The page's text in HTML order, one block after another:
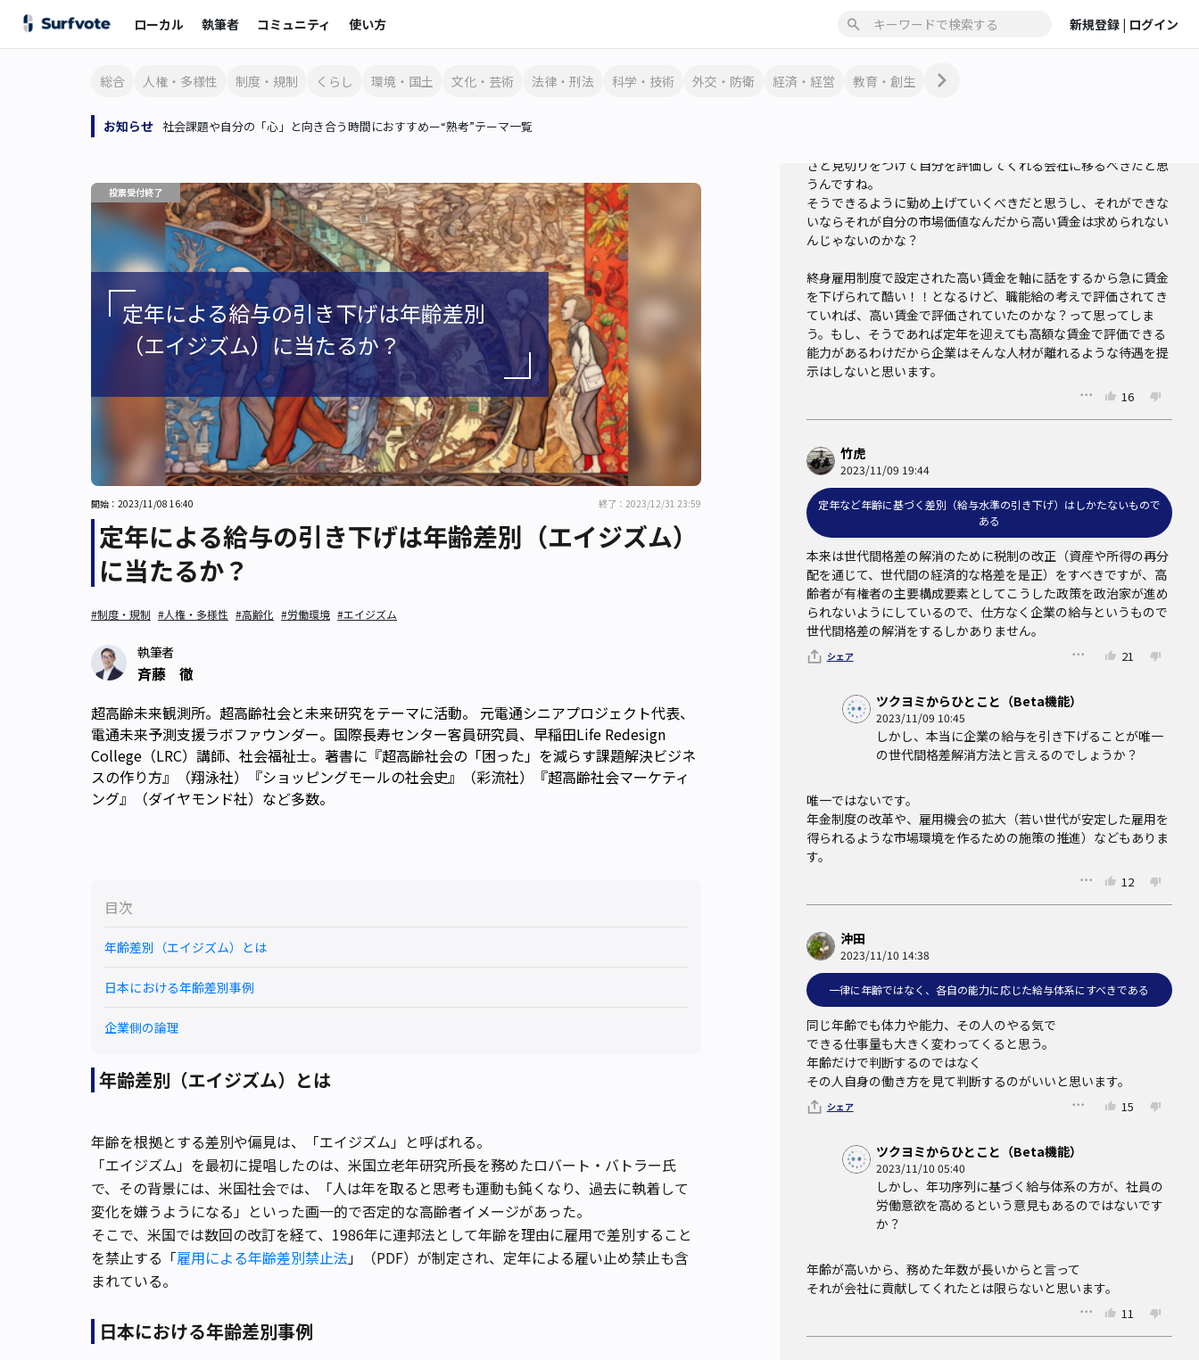
ローカル 執筆者 コミュニティ 使い方 新規登録 | ログイン
総合 人権・多様性 制度・規制 くらし 環境・国土 文化・芸術 法律・刑法 科学・技術 外交・防衛 経済・経営 教育・創生
お知らせ 社会課題や自分の「心」と向き合う時間におすすめー“熟考”テーマ一覧
定年による給与の引き下げは年齢差別
（エイジズム）に当たるか？
投票受付終了
開始：2023/11/08 16:40 終了：2023/12/31 23:59
定年による給与の引き下げは年齢差別（エイジズム）
に当たるか？
#制度・規制 #人権・多様性 #高齢化 #労働環境 #エイジズム
執筆者
斉藤 徹
超高齢未来観測所。超高齢社会と未来研究をテーマに活動。 元電通シニアプロジェクト代表、
電通未来予測支援ラボファウンダー。国際長寿センター客員研究員、早稲田Life Redesign
College（LRC）講師、社会福祉士。著書に『超高齢社会の「困った」を減らす課題解決ビジネ
スの作り方』（翔泳社）『ショッピングモールの社会史』（彩流社）『超高齢社会マーケティ
ング』（ダイヤモンド社）など多数。
目次
年齢差別（エイジズム）とは
日本における年齢差別事例
企業側の論理
年齢差別（エイジズム）とは
年齢を根拠とする差別や偏見は、「エイジズム」と呼ばれる。
「エイジズム」を最初に提唱したのは、米国立老年研究所長を務めたロバート・バトラー氏
で、その背景には、米国社会では、「人は年を取ると思考も運動も鈍くなり、過去に執着して
変化を嫌うようになる」といった画一的で否定的な高齢者イメージがあった。
そこで、米国では数回の改訂を経て、1986年に連邦法として年齢を理由に雇用で差別すること
を禁止する「雇用による年齢差別禁止法」（PDF）が制定され、定年による雇い止め禁止も含
まれている。
日本における年齢差別事例
った企業に流れていく必要があるのかと考えてます。
補助金だなんだで、死に体の会社に税金ぶち込んだってなんの意
味もないと思うんですけどね…
個人のセーフティネットに資金を入れる意味はあると思うけど、
不振企業を生きながらえさせる意味はないと思う。
さと見切りをつけて自分を評価してくれる会社に移るべきだと思
うんですね。
そうできるように勤め上げていくべきだと思うし、それができな
いならそれが自分の市場価値なんだから高い賃金は求められない
んじゃないのかな？
終身雇用制度で設定された高い賃金を軸に話をするから急に賃金
を下げられて酷い！！となるけど、職能給の考えで評価されてき
ていれば、高い賃金で評価されていたのかな？って思ってしま
う。もし、そうであれば定年を迎えても高額な賃金で評価できる
能力があるわけだから企業はそんな人材が離れるような待遇を提
示はしないと思います。
16
竹虎
2023/11/09 19:44
定年など年齢に基づく差別（給与水準の引き下げ）はしかたないもので
ある
本来は世代間格差の解消のために税制の改正（資産や所得の再分
配を通じて、世代間の経済的な格差を是正）をすべきですが、高
齢者が有権者の主要構成要素としてこうした政策を政治家が進め
られないようにしているので、仕方なく企業の給与というもので
世代間格差の解消をするしかありません。
シェア 21
ツクヨミからひとこと（Beta機能）
2023/11/09 10:45
しかし、本当に企業の給与を引き下げることが唯一
の世代間格差解消方法と言えるのでしょうか？
唯一ではないです。
年金制度の改革や、雇用機会の拡大（若い世代が安定した雇用を
得られるような市場環境を作るための施策の推進）などもありま
す。
12
沖田
2023/11/10 14:38
一律に年齢ではなく、各自の能力に応じた給与体系にすべきである
同じ年齢でも体力や能力、その人のやる気で
できる仕事量も大きく変わってくると思う。
年齢だけで判断するのではなく
その人自身の働き方を見て判断するのがいいと思います。
シェア 15
ツクヨミからひとこと（Beta機能）
2023/11/10 05:40
しかし、年功序列に基づく給与体系の方が、社員の
労働意欲を高めるという意見もあるのではないです
か？
年齢が高いから、務めた年数が長いからと言って
それが会社に貢献してくれたとは限らないと思います。
11